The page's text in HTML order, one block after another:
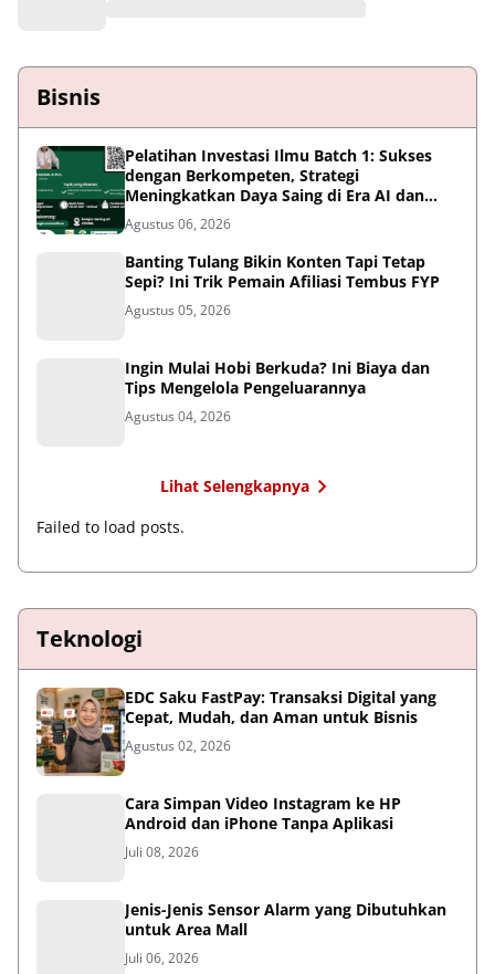
Bisnis
Pelatihan Investasi Ilmu Batch 1: Sukses
dengan Berkompeten, Strategi
Meningkatkan Daya Saing di Era AI dan
Persaingan Global
Agustus 06, 2026
Banting Tulang Bikin Konten Tapi Tetap
Sepi? Ini Trik Pemain Afiliasi Tembus FYP
Agustus 05, 2026
Ingin Mulai Hobi Berkuda? Ini Biaya dan
Tips Mengelola Pengeluarannya
Agustus 04, 2026
Lihat Selengkapnya
Failed to load posts.
Teknologi
EDC Saku FastPay: Transaksi Digital yang
Cepat, Mudah, dan Aman untuk Bisnis
Agustus 02, 2026
Cara Simpan Video Instagram ke HP
Android dan iPhone Tanpa Aplikasi
Juli 08, 2026
Jenis-Jenis Sensor Alarm yang Dibutuhkan
untuk Area Mall
Juli 06, 2026